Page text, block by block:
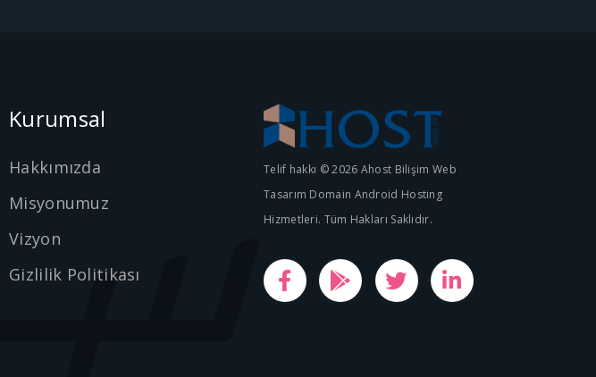
Kurumsal
Hakkımızda
Misyonumuz
Vizyon
Gizlilik Politikası
Telif hakkı © 2026 Ahost Bilişim Web
Tasarım Domain Android Hosting
Hizmetleri. Tüm Hakları Saklıdır.